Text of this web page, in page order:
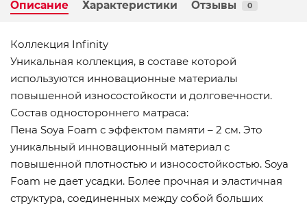
Описание Характеристики Отзывы 0
Коллекция Infinity
Уникальная коллекция, в составе которой
используются инновационные материалы
повышенной износостойкости и долговечности.
Состав одностороннего матраса:
Пена Soya Foam с эффектом памяти – 2 см. Это
уникальный инновационный материал с
повышенной плотностью и износостойкостью. Soya
Foam не дает усадки. Более прочная и эластичная
структура, соединенных между собой больших